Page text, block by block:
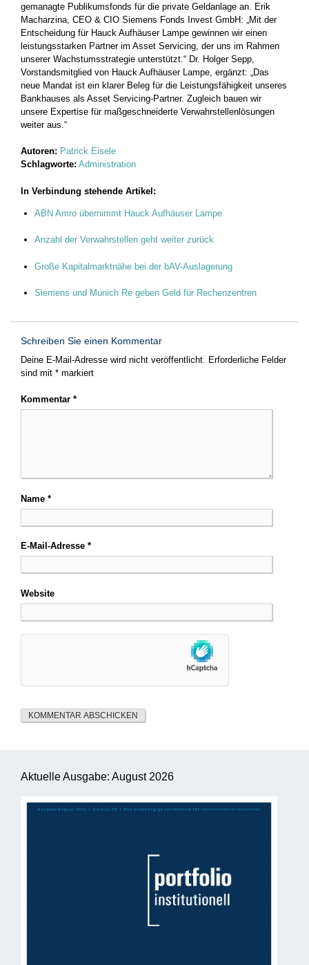
gemanagte Publikumsfonds für die private Geldanlage an. Erik
Macharzina, CEO & CIO Siemens Fonds Invest GmbH: „Mit der
Entscheidung für Hauck Aufhäuser Lampe gewinnen wir einen
leistungsstarken Partner im Asset Servicing, der uns im Rahmen
unserer Wachstumsstrategie unterstützt.“ Dr. Holger Sepp,
Vorstandsmitglied von Hauck Aufhäuser Lampe, ergänzt: „Das
neue Mandat ist ein klarer Beleg für die Leistungsfähigkeit unseres
Bankhauses als Asset Servicing-Partner. Zugleich bauen wir
unsere Expertise für maßgeschneiderte Verwahrstellenlösungen
weiter aus.“
Autoren: Patrick Eisele
Schlagworte: Administration
In Verbindung stehende Artikel:
ABN Amro übernimmt Hauck Aufhäuser Lampe
Anzahl der Verwahrstellen geht weiter zurück
Große Kapitalmarktnähe bei der bAV-Auslagerung
Siemens und Munich Re geben Geld für Rechenzentren
Schreiben Sie einen Kommentar
Deine E-Mail-Adresse wird nicht veröffentlicht.
Erforderliche Felder
sind mit * markiert
Kommentar *
Name *
E-Mail-Adresse *
Website
Aktuelle Ausgabe: August 2026